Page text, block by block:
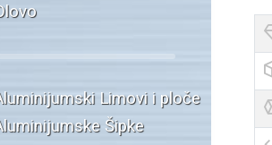
Limovi i ploče
Šipke